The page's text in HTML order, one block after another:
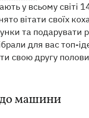
у всьому світі
вітати своїх
та подарувати
для вас топ-
свою другу
машини